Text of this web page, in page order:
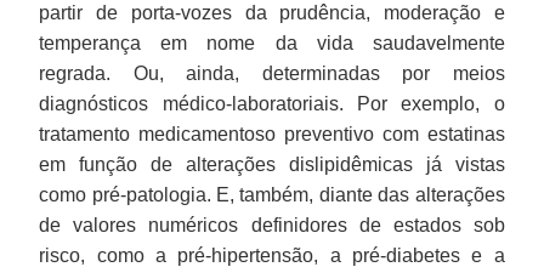
partir de porta-vozes da prudência, moderação e
temperança em nome da vida saudavelmente
regrada. Ou, ainda, determinadas por meios
diagnósticos médico-laboratoriais. Por exemplo, o
tratamento medicamentoso preventivo com estatinas
em função de alterações dislipidêmicas já vistas
como pré-patologia. E, também, diante das alterações
de valores numéricos definidores de estados sob
risco, como a pré-hipertensão, a pré-diabetes e a